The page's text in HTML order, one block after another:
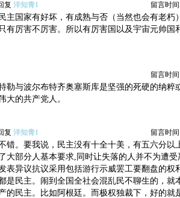
复 洋知青1 留言时间
主国家有好坏，有成熟与否（当然也会有老朽
有厉害不厉害。所以有厉害国以及宇宙元帅国
留言时间
勒与波尔布特齐奥塞斯库是坚强的死硬的纳粹
大的共产党人。
复 洋知青1 留言时间
错。要我说，民主没有十全十美，有五六分以
大部分人基本要求,同时让失落的人并不为遭
表异议抗议采用包括游行示威罢工要翻盘的权
是民主。闹到全国全社会混乱民不聊生的，就
的民主。比如阿根廷。而极权独裁下，好的就